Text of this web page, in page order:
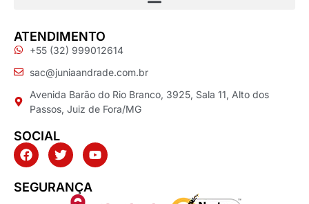
ATENDIMENTO
+55 (32) 999012614
sac@juniaandrade.com.br
Avenida Barão do Rio Branco, 3925, Sala 11, Alto dos
Passos, Juiz de Fora/MG
SOCIAL
SEGURANÇA